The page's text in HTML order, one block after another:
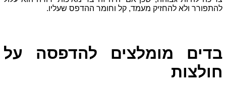
להתפורר ולא להחזיק מעמד, קל וחומר ההדפס שעליו.
בדים מומלצים להדפסה על
חולצות